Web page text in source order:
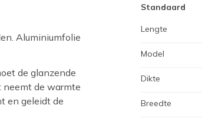
Aluminiumfolie
de glanzende
de warmte
en geleidt de
Standaard
Lengte
Model
Dikte
Breedte